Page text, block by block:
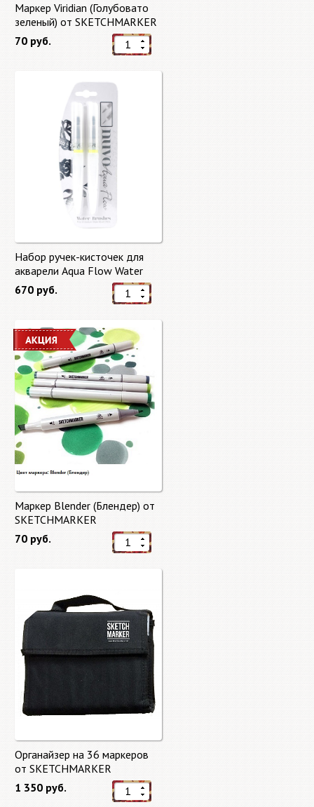
Маркер Viridian (Голубовато
зеленый) от SKETCHMARKER
70 руб.
Набор ручек-кисточек для
акварели Aqua Flow Water
Brushes
670 руб.
Маркер Blender (Блендер) от
SKETCHMARKER
70 руб.
Органайзер на 36 маркеров
от SKETCHMARKER
1 350 руб.